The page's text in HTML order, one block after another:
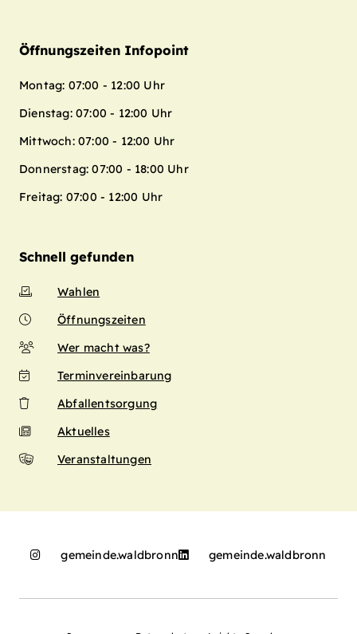
Öffnungszeiten Infopoint
Montag: 07:00 - 12:00 Uhr
Dienstag: 07:00 - 12:00 Uhr
Mittwoch: 07:00 - 12:00 Uhr
Donnerstag: 07:00 - 18:00 Uhr
Freitag: 07:00 - 12:00 Uhr
Schnell gefunden
Wahlen
Öffnungszeiten
Wer macht was?
Terminvereinbarung
Abfallentsorgung
Aktuelles
Veranstaltungen
gemeinde.waldbronn gemeinde.waldbronn